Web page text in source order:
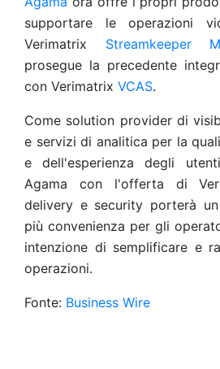
supportare le operazioni
Verimatrix Streamkeeper
prosegue la precedente
con Verimatrix VCAS.
Come solution provider di
e servizi di analitica per la
e dell'esperienza degli
Agama con l'offerta di
delivery e security porterà
più convenienza per gli
intenzione di semplificare e
operazioni.
Fonte: Business Wire